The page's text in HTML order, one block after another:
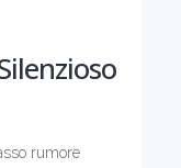
rumore